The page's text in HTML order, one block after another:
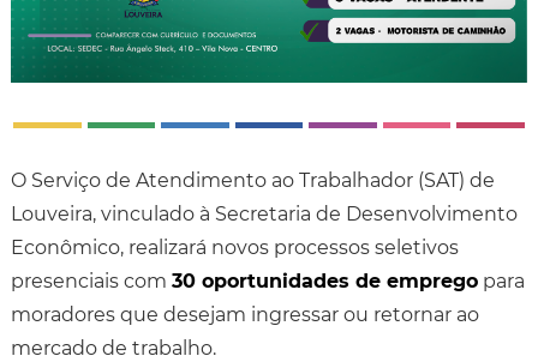
O Serviço de Atendimento ao Trabalhador (SAT) de
Louveira, vinculado à Secretaria de Desenvolvimento
Econômico, realizará novos processos seletivos
presenciais com 30 oportunidades de empregopara
moradores que desejam ingressar ou retornar ao
mercado de trabalho.